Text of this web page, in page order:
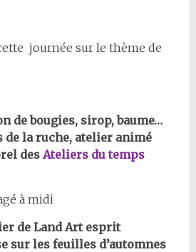
journée sur le thème de
de bougies, sirop, baume…
de la ruche, atelier animé
des Ateliers du temps
à midi
de Land Art esprit
sur les feuilles d’automnes